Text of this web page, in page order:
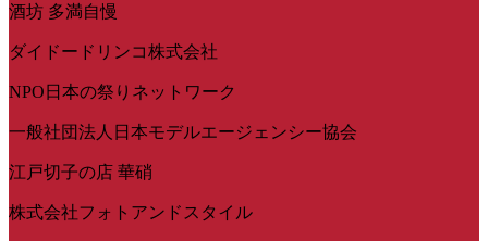
酒坊 多満自慢
ダイドードリンコ株式会社
NPO日本の祭りネットワーク
一般社団法人日本モデルエージェンシー協会
江戸切子の店 華硝
株式会社フォトアンドスタイル